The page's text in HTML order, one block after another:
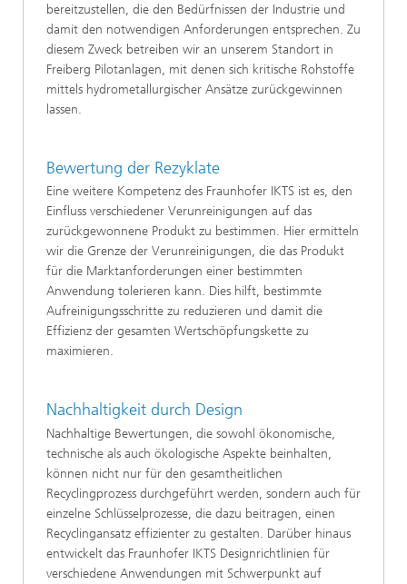
bereitzustellen, die den Bedürfnissen der Industrie und
damit den notwendigen Anforderungen entsprechen. Zu
diesem Zweck betreiben wir an unserem Standort in
Freiberg Pilotanlagen, mit denen sich kritische Rohstoffe
mittels hydrometallurgischer Ansätze zurückgewinnen
lassen.
Bewertung der Rezyklate
Eine weitere Kompetenz des Fraunhofer IKTS ist es, den
Einfluss verschiedener Verunreinigungen auf das
zurückgewonnene Produkt zu bestimmen. Hier ermitteln
wir die Grenze der Verunreinigungen, die das Produkt
für die Marktanforderungen einer bestimmten
Anwendung tolerieren kann. Dies hilft, bestimmte
Aufreinigungsschritte zu reduzieren und damit die
Effizienz der gesamten Wertschöpfungskette zu
maximieren.
Nachhaltigkeit durch Design
Nachhaltige Bewertungen, die sowohl ökonomische,
technische als auch ökologische Aspekte beinhalten,
können nicht nur für den gesamtheitlichen
Recyclingprozess durchgeführt werden, sondern auch für
einzelne Schlüsselprozesse, die dazu beitragen, einen
Recyclingansatz effizienter zu gestalten. Darüber hinaus
entwickelt das Fraunhofer IKTS Designrichtlinien für
verschiedene Anwendungen mit Schwerpunkt auf